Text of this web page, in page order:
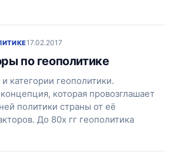
17.02.2017
по геополитике
категории геополитики.
которая провозглашает
политики страны от её
До 80х гг геополитика